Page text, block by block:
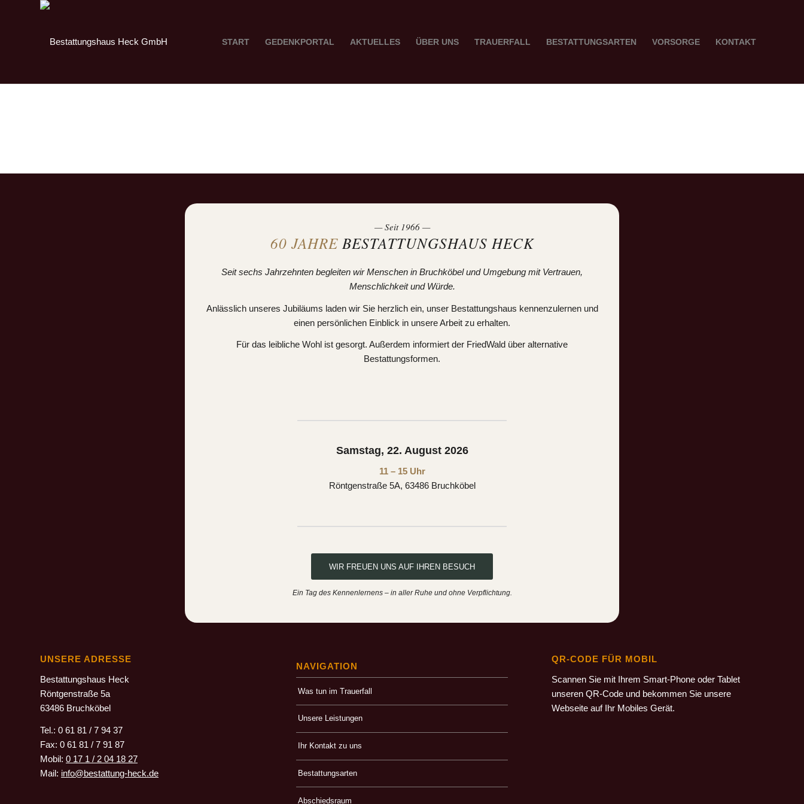
START GEDENKPORTAL AKTUELLES ÜBER UNS TRAUERFALL BESTATTUNGSARTEN VORSORGE KONTAKT
— Seit 1966 —
60 JAHRE BESTATTUNGSHAUS HECK
Seit sechs Jahrzehnten begleiten wir Menschen in Bruchköbel und Umgebung mit Vertrauen,
Menschlichkeit und Würde.
Anlässlich unseres Jubiläums laden wir Sie herzlich ein, unser Bestattungshaus kennenzulernen und
einen persönlichen Einblick in unsere Arbeit zu erhalten.
Für das leibliche Wohl ist gesorgt. Außerdem informiert der FriedWald über alternative
Bestattungsformen.
Samstag, 22. August 2026
11 – 15 Uhr
Röntgenstraße 5A, 63486 Bruchköbel
WIR FREUEN UNS AUF IHREN BESUCH
Ein Tag des Kennenlernens – in aller Ruhe und ohne Verpflichtung.
UNSERE ADRESSE
Bestattungshaus Heck
Röntgenstraße 5a
63486 Bruchköbel
Tel.: 0 61 81 / 7 94 37
Fax: 0 61 81 / 7 91 87
Mobil: 0 17 1 / 2 04 18 27
Mail: info@bestattung-heck.de
NAVIGATION
Was tun im Trauerfall
Unsere Leistungen
Ihr Kontakt zu uns
Bestattungsarten
Abschiedsraum
QR-CODE FÜR MOBIL
Scannen Sie mit Ihrem Smart-Phone oder Tablet
unseren QR-Code und bekommen Sie unsere
Webseite auf Ihr Mobiles Gerät.